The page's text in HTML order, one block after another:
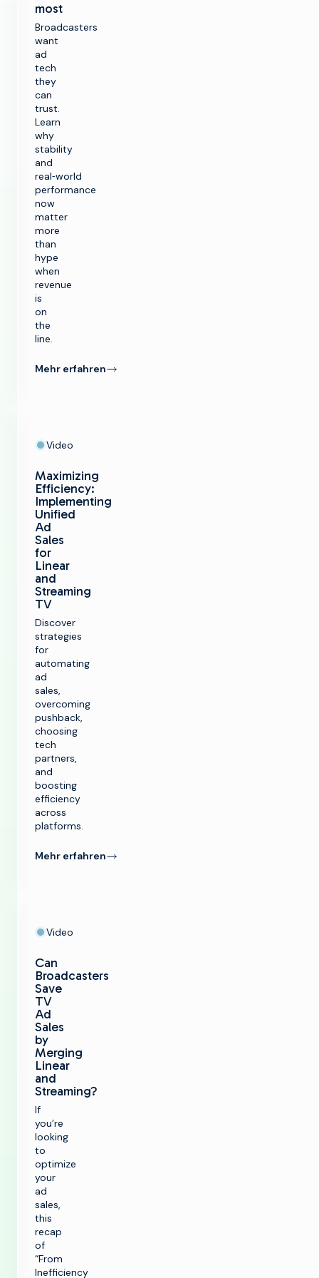
most
Broadcasters
want
ad
tech
they
can
trust.
Learn
why
stability
and
real‑world
performance
now
matter
more
than
hype
when
revenue
is
on
the
line.
Mehr erfahren
Video
Maximizing
Efficiency:
Implementing
Unified
Ad
Sales
for
Linear
and
Streaming
TV
Discover
strategies
for
automating
ad
sales,
overcoming
pushback,
choosing
tech
partners,
and
boosting
efficiency
across
platforms.
Mehr erfahren
Video
Can
Broadcasters
Save
TV
Ad
Sales
by
Merging
Linear
and
Streaming?
If
you’re
looking
to
optimize
your
ad
sales,
this
recap
of
“From
Inefficiency